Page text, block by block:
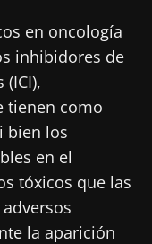
2024
en oncología
inhibidores de
tienen como
bien los
en el
tóxicos que las
la aparición